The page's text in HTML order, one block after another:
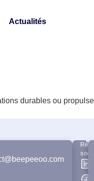
Actualités
durables ou